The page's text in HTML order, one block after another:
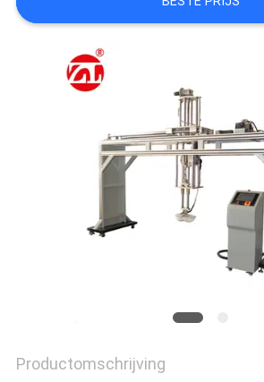
VR
SHOW
PRIVACY
Productomschrijving